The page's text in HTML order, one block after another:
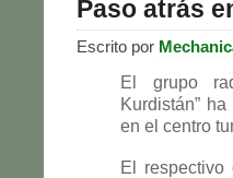
Paso atrás
Escrito por
El grupo
Kurdistán”
en el centro
El respectivo